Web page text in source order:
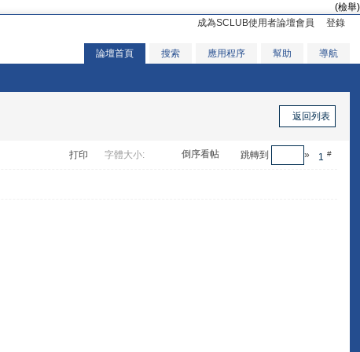
(檢舉)
成為SCLUB使用者論壇會員
登錄
論壇首頁 搜索 應用程序 幫助 導航
返回列表
1 #
跳轉到 »
倒序看帖
打印 字體大小: